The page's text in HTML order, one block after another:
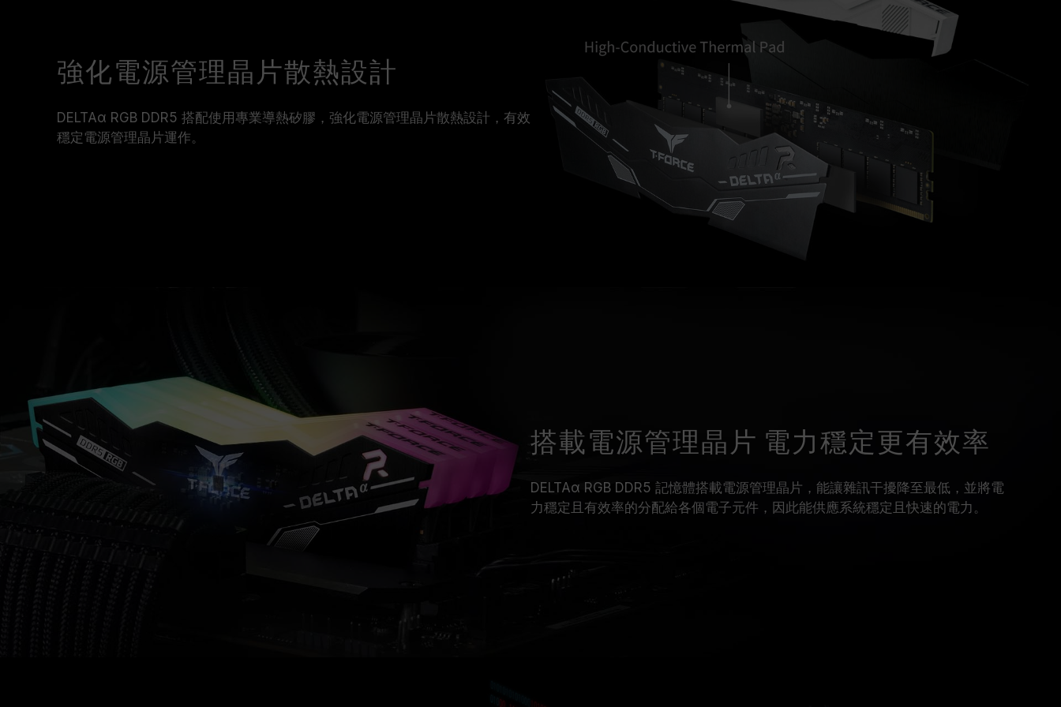
強化電源管理晶片散熱設計
DELTAα RGB DDR5 搭配使用專業導熱矽膠，強化電源管理晶片散熱設計，有效
穩定電源管理晶片運作。
搭載電源管理晶片 電力穩定更有效率
DELTAα RGB DDR5 記憶體搭載電源管理晶片，能讓雜訊干擾降至最低，並將電
力穩定且有效率的分配給各個電子元件，因此能供應系統穩定且快速的電力。